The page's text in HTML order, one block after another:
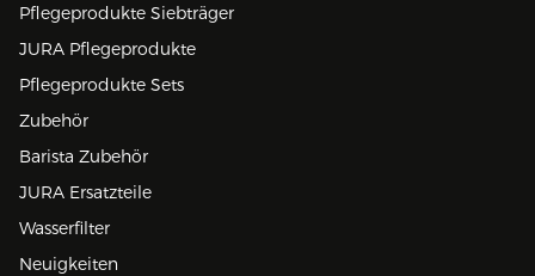
Pflegeprodukte Siebträger
JURA Pflegeprodukte
Pflegeprodukte Sets
Zubehör
Barista Zubehör
JURA Ersatzteile
Wasserfilter
Neuigkeiten